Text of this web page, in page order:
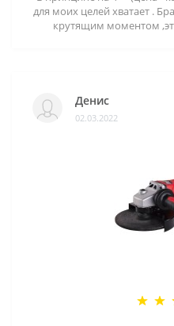
для моих целей хватает .
крутящим моментом
Денис
02.03.2022